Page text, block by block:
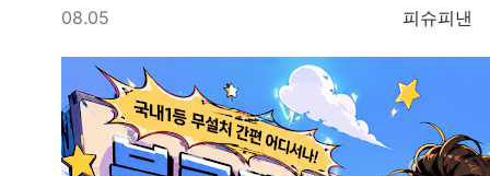
등록자
피슈피낸
등록일
08.05